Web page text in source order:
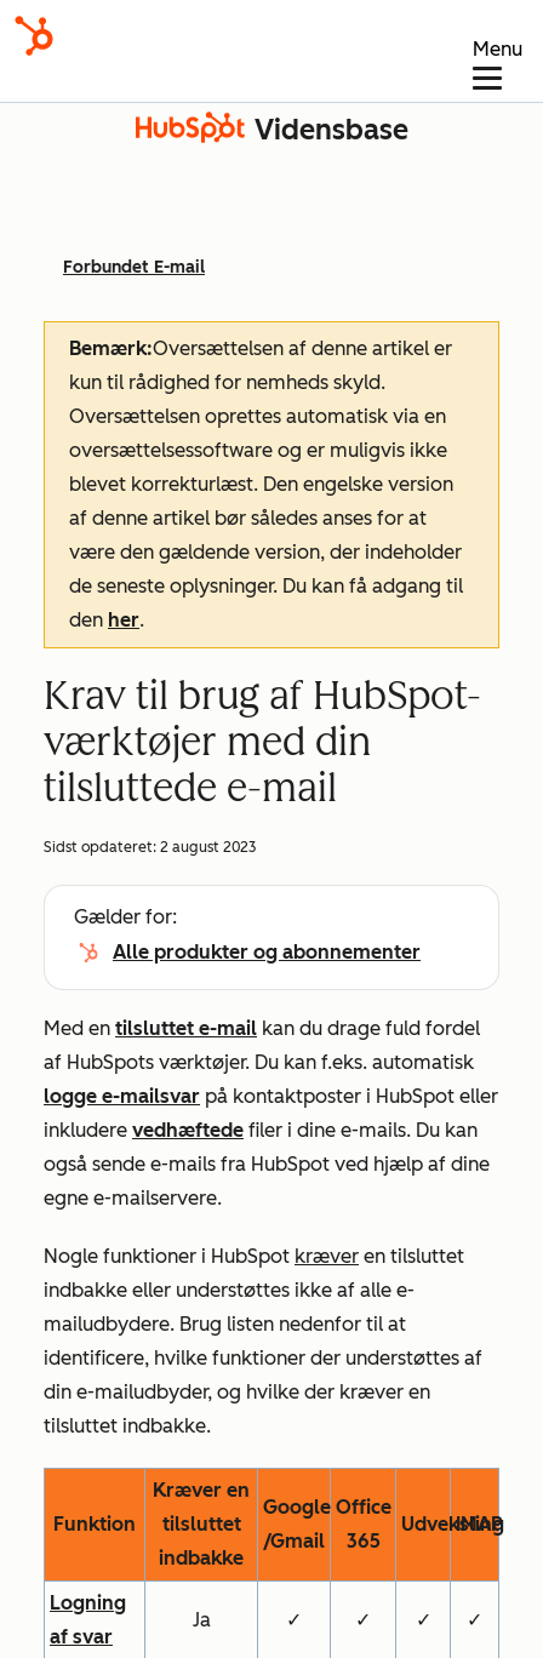
Menu
Vidensbase
Forbundet E-mail
Bemærk:Oversættelsen af denne artikel er
kun til rådighed for nemheds skyld.
Oversættelsen oprettes automatisk via en
oversættelsessoftware og er muligvis ikke
blevet korrekturlæst. Den engelske version
af denne artikel bør således anses for at
være den gældende version, der indeholder
de seneste oplysninger. Du kan få adgang til
den her.
Krav til brug af HubSpot-
værktøjer med din
tilsluttede e-mail
Sidst opdateret: 2 august 2023
Gælder for:
Alle produkter og abonnementer
Med en tilsluttet e-mail kan du drage fuld fordel
af HubSpots værktøjer. Du kan f.eks. automatisk
logge e-mailsvar på kontaktposter i HubSpot eller
inkludere vedhæftede filer i dine e-mails. Du kan
også sende e-mails fra HubSpot ved hjælp af dine
egne e-mailservere.
Nogle funktioner i HubSpot kræver en tilsluttet
indbakke eller understøttes ikke af alle e-
mailudbydere. Brug listen nedenfor til at
identificere, hvilke funktioner der understøttes af
din e-mailudbyder, og hvilke der kræver en
tilsluttet indbakke.
Funktion
Kræver en
tilsluttet
indbakke
Google
/Gmail
Office
365
Udveksling
IMAP
Logning
af svar
Ja ✓ ✓ ✓ ✓